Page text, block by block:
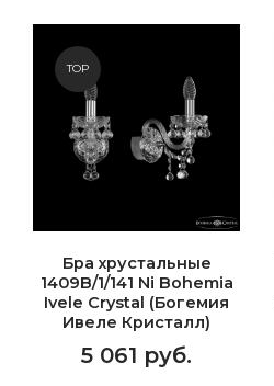
TOP
Бра хрустальные
1409B/1/141 Ni Bohemia
Ivele Crystal (Богемия
Ивеле Кристалл)
5 061 руб.